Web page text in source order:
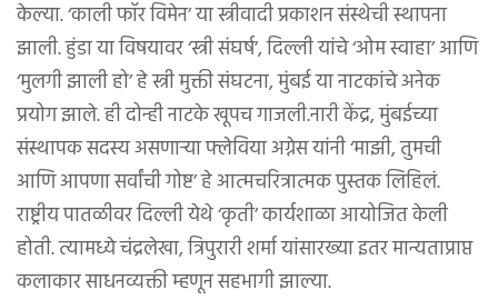
केल्या. ‘काली फॉर विमेन’ या स्त्रीवादी प्रकाशन संस्थेची स्थापना
झाली. हुंडा या विषयावर ‘स्त्री संघर्ष’, दिल्ली यांचे ‘ओम स्वाहा’ आणि
‘मुलगी झाली हो’ हे स्त्री मुक्ती संघटना, मुंबई या नाटकांचे अनेक
प्रयोग झाले. ही दोन्ही नाटके खूपच गाजली.नारी केंद्र, मुंबईच्या
संस्थापक सदस्य असणाऱ्या फ्लेविया अग्नेस यांनी ‘माझी, तुमची
आणि आपणा सर्वांची गोष्ट’ हे आत्मचरित्रात्मक पुस्तक लिहिलं.
राष्ट्रीय पातळीवर दिल्ली येथे ‘कृती’ कार्यशाळा आयोजित केली
होती. त्यामध्ये चंद्रलेखा, त्रिपुरारी शर्मा यांसारख्या इतर मान्यताप्राप्त
कलाकार साधनव्यक्ती म्हणून सहभागी झाल्या.